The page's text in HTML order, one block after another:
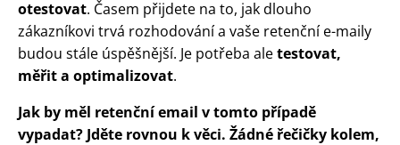
otestovat. Časem přijdete na to, jak dlouho
zákazníkovi trvá rozhodování a vaše retenční e-maily
budou stále úspěšnější. Je potřeba aletestovat,
měřit a optimalizovat.
Jak by měl retenční email v tomto případě
vypadat? Jděte rovnou k věci. Žádné řečičky kolem,